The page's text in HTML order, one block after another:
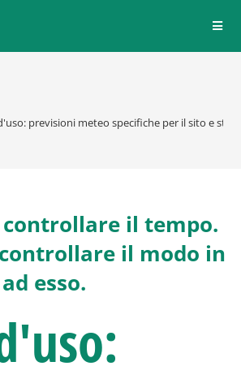
previsioni meteo specifiche per il sito e
controllare il tempo.
il modo in
esso.